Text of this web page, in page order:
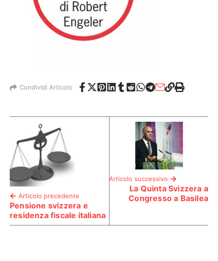
Condividi Articolo
Articolo precedente
Pensione svizzera e
residenza fiscale italiana
Articolo successivo
La Quinta Svizzera a
Congresso a Basilea